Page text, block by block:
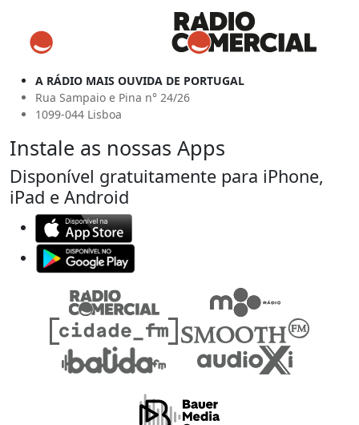
A RÁDIO MAIS OUVIDA DE PORTUGAL
Rua Sampaio e Pina n° 24/26
1099-044 Lisboa
Instale as nossas Apps
Disponível gratuitamente para iPhone,
iPad e Android